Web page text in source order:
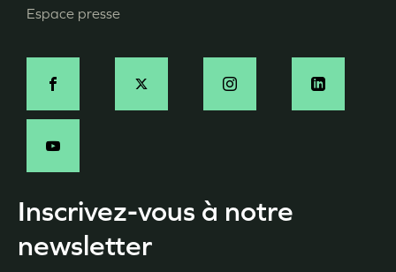
Espace presse
Social
Inscrivez-vous à notre
newsletter